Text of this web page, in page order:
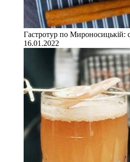
Гастротур по Мироносицькій:
16.01.2022